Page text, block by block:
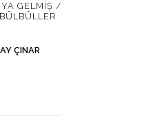
GELMIŞ /
ÇINAR